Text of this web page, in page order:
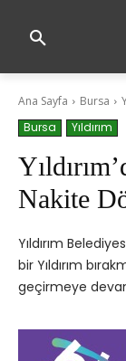
Ana Sayfa Bursa
Bursa
Yıldırım
Nakite
Yıldırım
bir Yıldırım
geçirmeye